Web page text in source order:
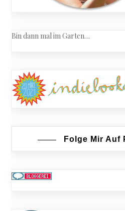
Bin dann mal im Garten…
Folge Mir Auf